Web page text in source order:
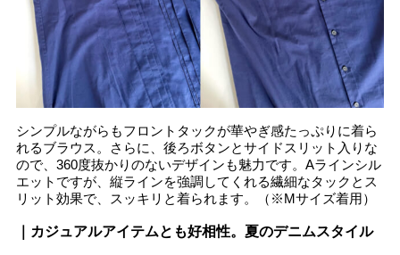
シンプルながらもフロントタックが華やぎ感たっぷりに着ら
れるブラウス。さらに、後ろボタンとサイドスリット入りな
ので、360度抜かりのないデザインも魅力です。Aラインシル
エットですが、縦ラインを強調してくれる繊細なタックとス
リット効果で、スッキリと着られます。（※Mサイズ着用）
｜カジュアルアイテムとも好相性。夏のデニムスタイル